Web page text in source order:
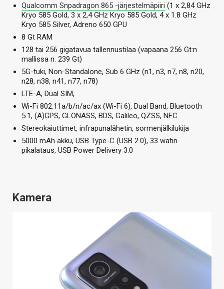
Qualcomm Snpadragon 865 -järjestelmäpiiri (1 x 2,84 GHz
Kryo 585 Gold, 3 x 2,4 GHz Kryo 585 Gold, 4 x 1.8 GHz
Kryo 585 Silver, Adreno 650 GPU
8 Gt RAM
128 tai 256 gigatavua tallennustilaa (vapaana 256 Gt:n
mallissa n. 239 Gt)
5G-tuki, Non-Standalone, Sub 6 GHz (n1, n3, n7, n8, n20,
n28, n38, n41, n77, n78)
LTE-A, Dual SIM,
Wi-Fi 802.11a/b/n/ac/ax (Wi-Fi 6), Dual Band, Bluetooth
5.1, (A)GPS, GLONASS, BDS, Galileo, QZSS, NFC
Stereokaiuttimet, infrapunalähetin, sormenjälkilukija
5000 mAh akku, USB Type-C (USB 2.0), 33 watin
pikalataus, USB Power Delivery 3.0
Kamera